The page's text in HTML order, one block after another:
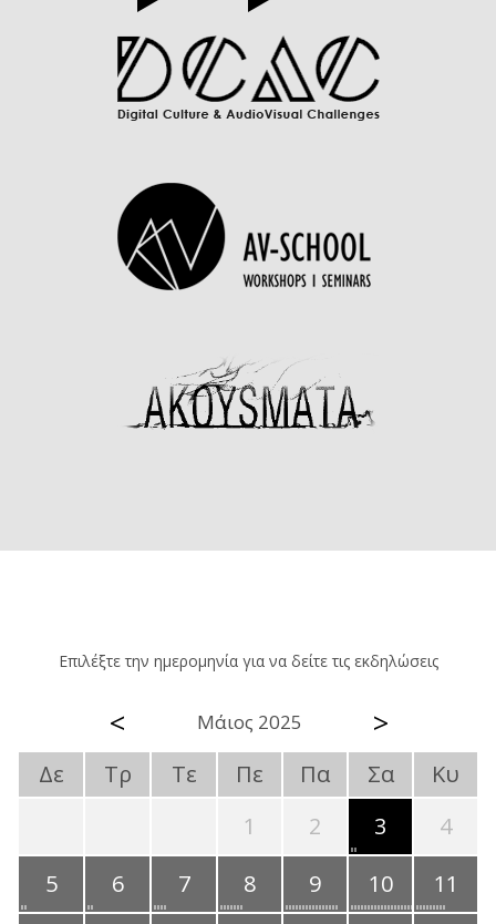
Επιλέξτε την ημερομηνία για να δείτε τις εκδηλώσεις
< Μάιος 2025 >
Δε Τρ Τε Πε Πα Σα
Κυ
1
2 3
4
5
6 7 8 9 10 11